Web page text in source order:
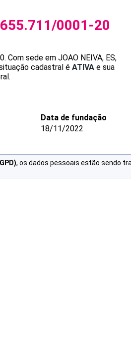
0001-20
. Com sede em JOAO NEIVA, ES,
cadastral é ATIVA e sua
Data de fundação
18/11/2022
, os dados pessoais estão sendo